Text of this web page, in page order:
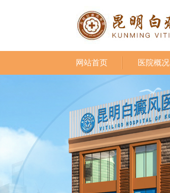
网站首页 医院概况